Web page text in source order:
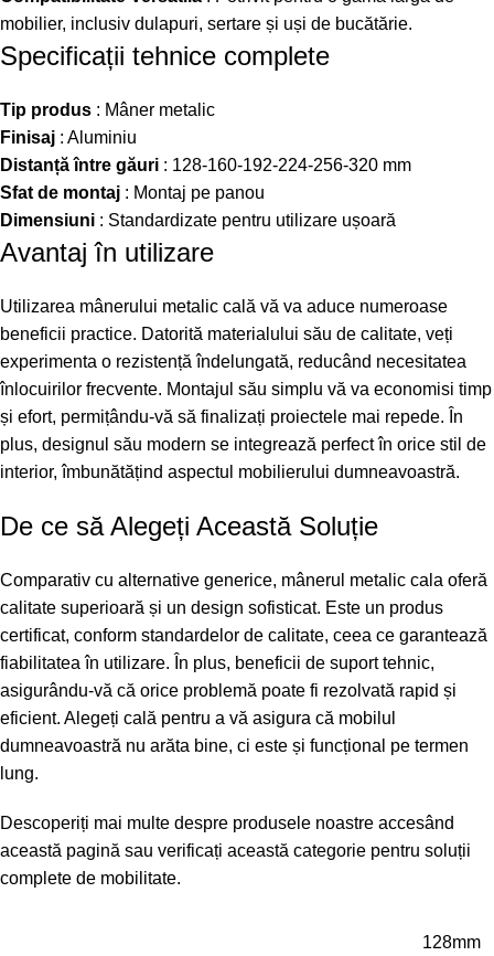
mobilier, inclusiv dulapuri, sertare și uși de bucătărie.
Specificații tehnice complete
Tip produs : Mâner metalic
Finisaj : Aluminiu
Distanță între găuri : 128-160-192-224-256-320 mm
Sfat de montaj : Montaj pe panou
Dimensiuni : Standardizate pentru utilizare ușoară
Avantaj în utilizare
Utilizarea mânerului metalic cală vă va aduce numeroase
beneficii practice. Datorită materialului său de calitate, veți
experimenta o rezistență îndelungată, reducând necesitatea
înlocuirilor frecvente. Montajul său simplu vă va economisi timp
și efort, permițându-vă să finalizați proiectele mai repede. În
plus, designul său modern se integrează perfect în orice stil de
interior, îmbunătățind aspectul mobilierului dumneavoastră.
De ce să Alegeți Această Soluție
Comparativ cu alternative generice, mânerul metalic cala oferă
calitate superioară și un design sofisticat. Este un produs
certificat, conform standardelor de calitate, ceea ce garantează
fiabilitatea în utilizare. În plus, beneficii de suport tehnic,
asigurându-vă că orice problemă poate fi rezolvată rapid și
eficient. Alegeți cală pentru a vă asigura că mobilul
dumneavoastră nu arăta bine, ci este și funcțional pe termen
lung.
Descoperiți mai multe despre produsele noastre accesând
această pagină sau verificați această categorie pentru soluții
complete de mobilitate.
128mm